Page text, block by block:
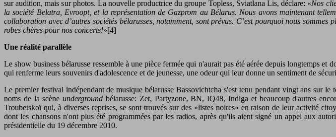
sur audition, mais sur photos. La nouvelle productrice du groupe Topless, Sviatlana Lis, déclare: «Nos
la société Belatra, Evroopt, et la représentation de Gazprom au Bélarus. Nous avons maintenant
collaboration avec d’autres sociétés bélarusses, notamment, sont prévus. C’est pourquoi nous
robes chères pour nos concerts!»[4]
Une réalité parallèle
Le show business bélarusse ressemble à une pièce fermée qui n'aurait pas été aérée depuis longtemps
qui renferme leurs souvenirs d'adolescence et de jeunesse, une odeur qui leur donne un sentiment de
Le premier festival indépendant de musique bélarusse Bassovichtcha s'est tenu pendant vingt ans sur
noms de la scèneunderground bélarusse: Zet, Partyzone, BN, IQ48, Indiga et beaucoup d'autres
Troubetskoï qui, à diverses reprises, se sont trouvés sur des «listes noires» en raison de leur activité
dont les chansons n'ont plus été programmées par les radios, après qu'ils aient signé un appel aux
présidentielle du 19 décembre 2010.